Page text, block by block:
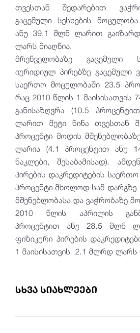
თვესთან შედარებით
გაცემული სესხების
ანუ 39.1 მლნ ლარით
ლარს მიაღწია.
მრეწველობაზე გაცემული
იურიდიულ პირებზე გაცემული
საერთო მოცულობაში 23.5
რაც 2010 წლის 1 მაისისათვის
განისაზღვრა (10.5
ლარით მეტი წინა თვესთან
პროცენტი მოდის
ლარია (4.1 პროცენტით ანუ
ნაკლები, შესაბამისად).
პირების დაკრედიტების
პროცენტი მხოლოდ სამ დარგზე
მშენებლობასა და ვაჭრობაზე
2010 წლის აპრილის
პროცენტით ანუ 28.5 მლნ
ფიზიკური პირების
1 მაისისათვის 2.1 მლრდ ლარს
სხვა სიახლეები